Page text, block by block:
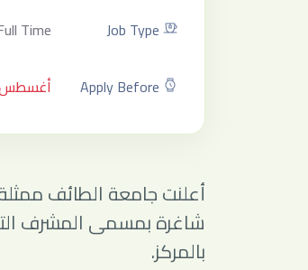
Job Type
Time
Apply Before
أغسطس 07,
أعلنتجامعة الطائف
شاغرة بمسمى المشرف
بالمركز.